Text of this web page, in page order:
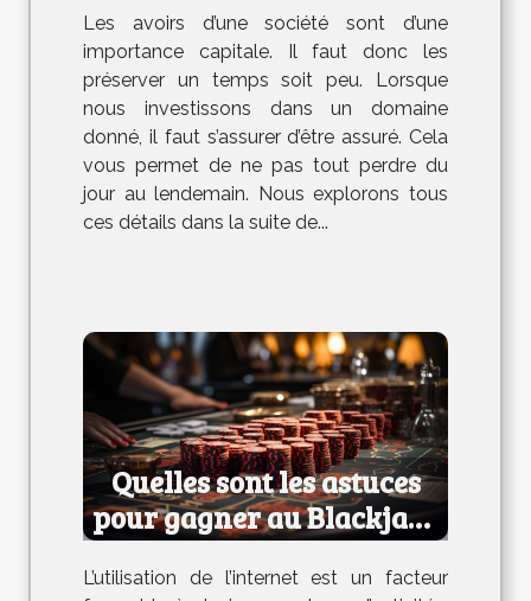
Les avoirs d’une société sont d’une
importance capitale. Il faut donc les
préserver un temps soit peu. Lorsque
nous investissons dans un domaine
donné, il faut s’assurer d’être assuré. Cela
vous permet de ne pas tout perdre du
jour au lendemain. Nous explorons tous
ces détails dans la suite de...
Quelles sont les astuces
pour gagner au Blackjack
en ligne ?
L’utilisation de l’internet est un facteur